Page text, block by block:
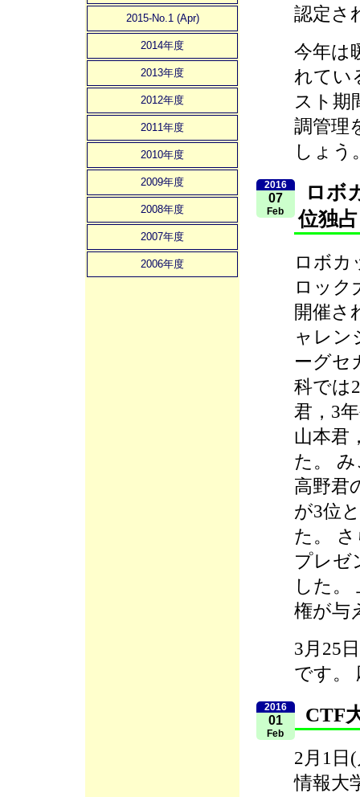
2015-No.1 (Apr)
2014年度
2013年度
2012年度
2011年度
2010年度
2009年度
2008年度
2007年度
2006年度
認定さ
今年は
れてい
スト期
調管理
しょう
2016
07
Feb
ロボ
位独
ロボカ
ロック
開催さ
ャレン
ーグセ
科では
君，3
山本君
た。
高野君
が3位
た。
プレゼ
した。
権が与
3月25
です。
2016
01
Feb
CTF
2月1日
情報大